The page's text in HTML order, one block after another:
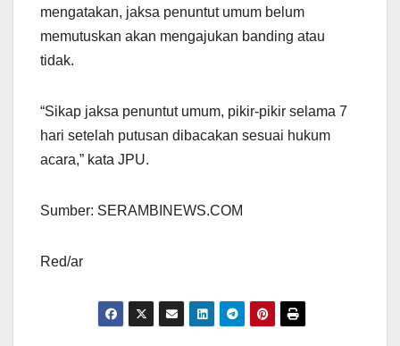
mengatakan, jaksa penuntut umum belum
memutuskan akan mengajukan banding atau
tidak.
“Sikap jaksa penuntut umum, pikir-pikir selama 7
hari setelah putusan dibacakan sesuai hukum
acara,” kata JPU.
Sumber: SERAMBINEWS.COM
Red/ar